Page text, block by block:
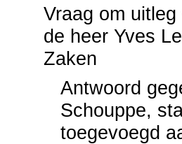
Vraag om
de heer Yves
Zaken
Antwoord
Schouppe,
toegevoegd